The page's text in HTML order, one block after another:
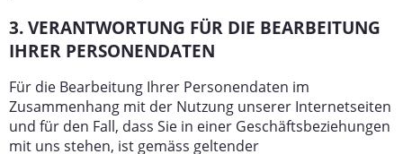
3. VERANTWORTUNG FÜR DIE BEARBEITUNG
IHRER PERSONENDATEN
Für die Bearbeitung Ihrer Personendaten im
Zusammenhang mit der Nutzung unserer Internetseiten
und für den Fall, dass Sie in einer Geschäftsbeziehungen
mit uns stehen, ist gemäss geltender